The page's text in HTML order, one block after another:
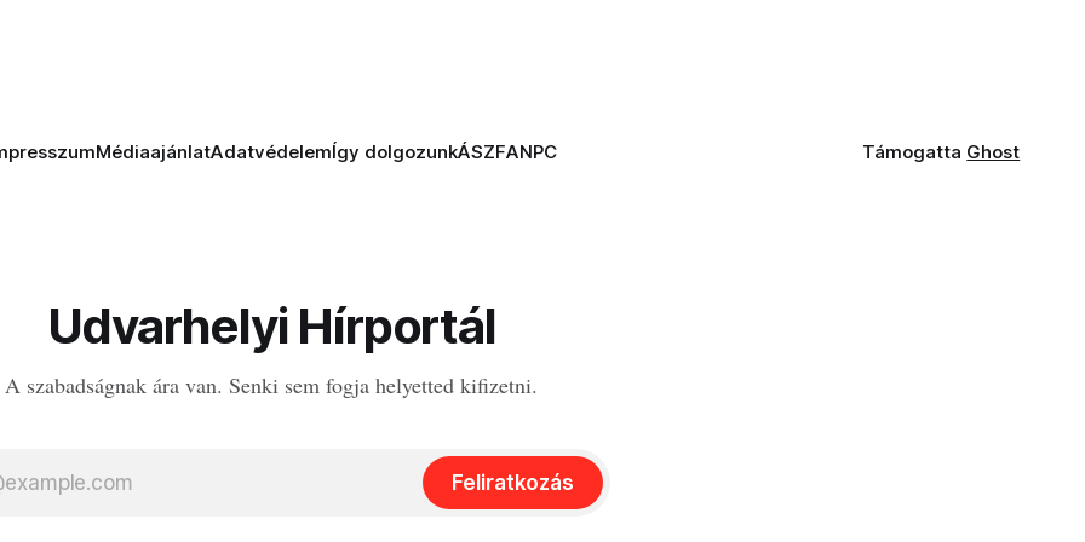
MédiaajánlatAdatvédelemÍgy dolgozunkÁSZFANPC Támogatta Ghost
Udvarhelyi Hírportál
A szabadságnak ára van. Senki sem fogja helyetted kifizetni.
Feliratkozás